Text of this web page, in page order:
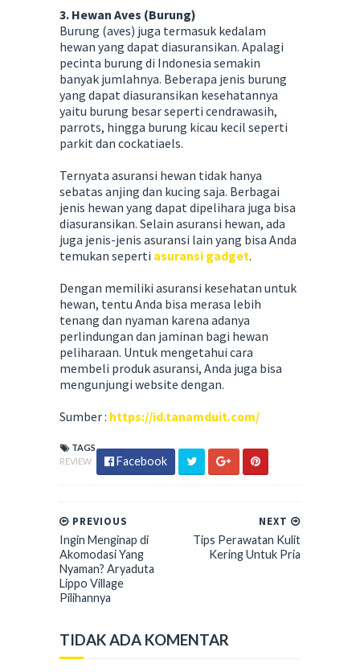
3. Hewan Aves (Burung)
Burung (aves) juga termasuk kedalam
hewan yang dapat diasuransikan. Apalagi
pecinta burung di Indonesia semakin
banyak jumlahnya. Beberapa jenis burung
yang dapat diasuransikan kesehatannya
yaitu burung besar seperti cendrawasih,
parrots, hingga burung kicau kecil seperti
parkit dan cockatiaels.
Ternyata asuransi hewan tidak hanya
sebatas anjing dan kucing saja. Berbagai
jenis hewan yang dapat dipelihara juga bisa
diasuransikan. Selain asuransi hewan, ada
juga jenis-jenis asuransi lain yang bisa Anda
temukan seperti asuransi gadget.
Dengan memiliki asuransi kesehatan untuk
hewan, tentu Anda bisa merasa lebih
tenang dan nyaman karena adanya
perlindungan dan jaminan bagi hewan
peliharaan. Untuk mengetahui cara
membeli produk asuransi, Anda juga bisa
mengunjungi website dengan.
Sumber : https://id.tanamduit.com/
TAGS
REVIEW
Facebook
NEXT
Tips Perawatan Kulit
Kering Untuk Pria
PREVIOUS
Ingin Menginap di
Akomodasi Yang
Nyaman? Aryaduta
Lippo Village
Pilihannya
TIDAK ADA KOMENTAR